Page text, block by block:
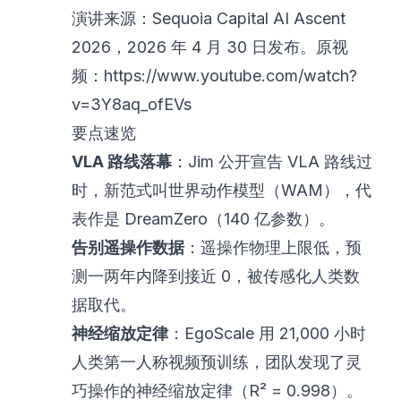
演讲来源：Sequoia Capital AI Ascent
2026，2026 年 4 月 30 日发布。原视
频： https://www.youtube.com/watch?
v=3Y8aq_ofEVs
要点速览
VLA 路线落幕 ：Jim 公开宣告 VLA 路线过
时，新范式叫世界动作模型（WAM），代
表作是 DreamZero（140 亿参数）。
告别遥操作数据：遥操作物理上限低，预
测一两年内降到接近 0，被传感化人类数
据取代。
神经缩放定律：EgoScale 用 21,000 小时
人类第一人称视频预训练，团队发现了灵
巧操作的神经缩放定律（R² = 0.998）。